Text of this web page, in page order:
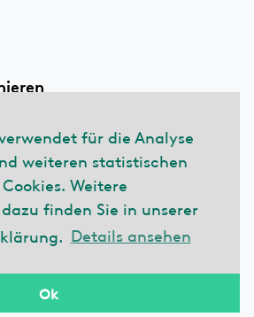
für die Analyse
weiteren statistischen
Weitere
finden Sie in unserer
Details ansehen
Ok